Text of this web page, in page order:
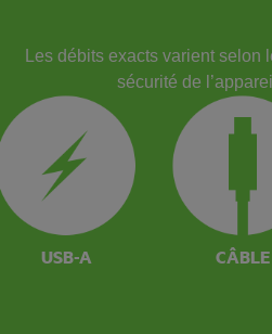
Les débits exacts varient selon
sécurité de
USB-A CÂBLE